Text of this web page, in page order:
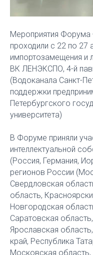
Мероприятия Форума
проходили с 22 по 27
импортозамещения и
ВК ЛЕНЭКСПО, 4-й
(Водоканала Санкт-
поддержки
Петербургского
университета)
В Форуме приняли
интеллектуальной
(Россия, Германия,
регионов России
Свердловская
область,
Новгородская
Саратовская
Ярославская
край, Республика
Московская область,